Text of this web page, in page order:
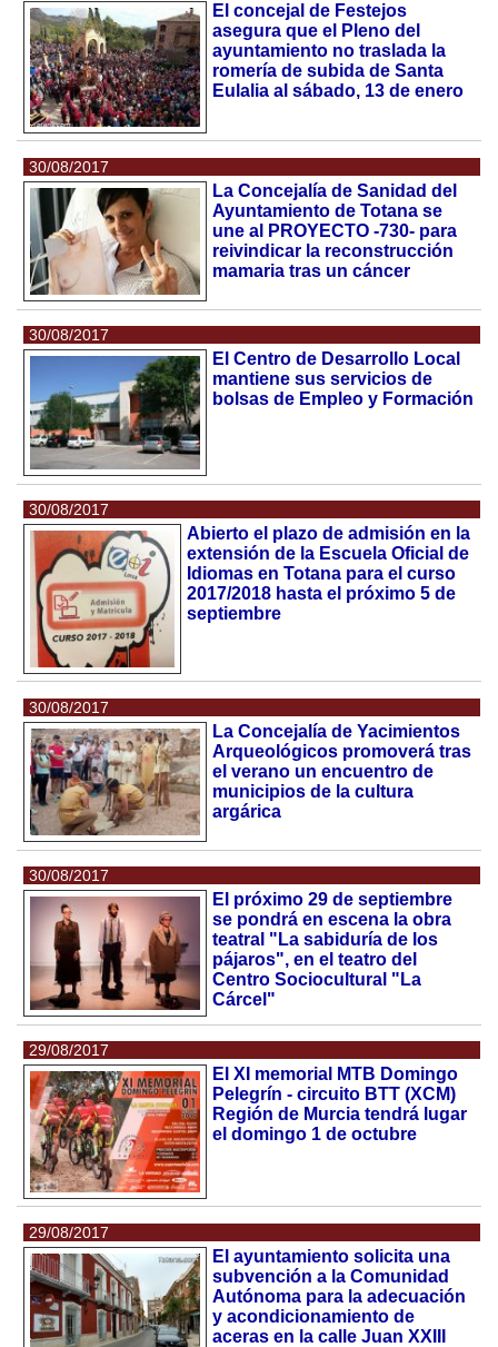
El concejal de Festejos
asegura que el Pleno del
ayuntamiento no traslada la
romería de subida de Santa
Eulalia al sábado, 13 de enero
30/08/2017
La Concejalía de Sanidad del
Ayuntamiento de Totana se
une al PROYECTO -730- para
reivindicar la reconstrucción
mamaria tras un cáncer
30/08/2017
El Centro de Desarrollo Local
mantiene sus servicios de
bolsas de Empleo y Formación
30/08/2017
Abierto el plazo de admisión en la
extensión de la Escuela Oficial de
Idiomas en Totana para el curso
2017/2018 hasta el próximo 5 de
septiembre
30/08/2017
La Concejalía de Yacimientos
Arqueológicos promoverá tras
el verano un encuentro de
municipios de la cultura
argárica
30/08/2017
El próximo 29 de septiembre
se pondrá en escena la obra
teatral "La sabiduría de los
pájaros", en el teatro del
Centro Sociocultural "La
Cárcel"
29/08/2017
El XI memorial MTB Domingo
Pelegrín - circuito BTT (XCM)
Región de Murcia tendrá lugar
el domingo 1 de octubre
29/08/2017
El ayuntamiento solicita una
subvención a la Comunidad
Autónoma para la adecuación
y acondicionamiento de
aceras en la calle Juan XXIII